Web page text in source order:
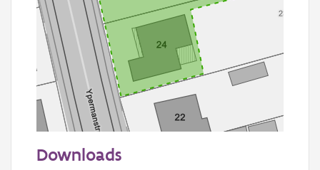
Informatie Vlaanderen
Downloads